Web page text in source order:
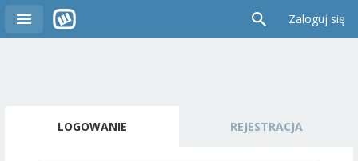
Zaloguj się
LOGOWANIE REJESTRACJA